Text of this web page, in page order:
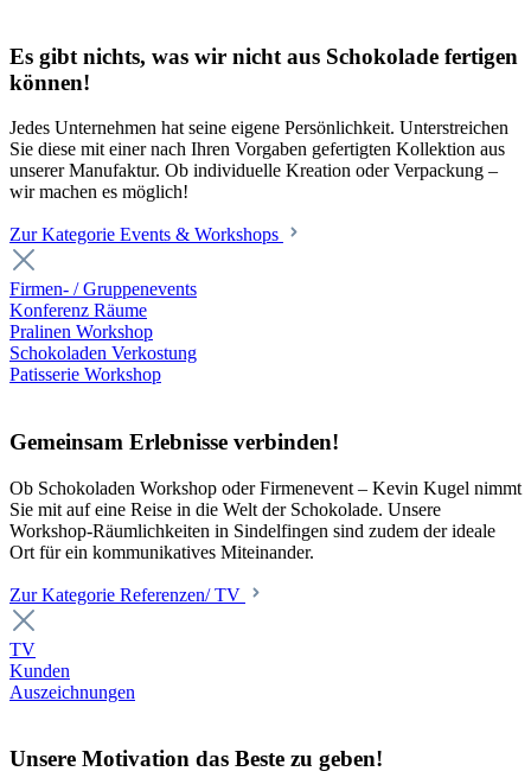
Es gibt nichts, was wir nicht aus Schokolade fertigen
können!
Jedes Unternehmen hat seine eigene Persönlichkeit. Unterstreichen
Sie diese mit einer nach Ihren Vorgaben gefertigten Kollektion aus
unserer Manufaktur. Ob individuelle Kreation oder Verpackung –
wir machen es möglich!
Zur Kategorie Events & Workshops
Firmen- / Gruppenevents
Konferenz Räume
Pralinen Workshop
Schokoladen Verkostung
Patisserie Workshop
Gemeinsam Erlebnisse verbinden!
Ob Schokoladen Workshop oder Firmenevent – Kevin Kugel nimmt
Sie mit auf eine Reise in die Welt der Schokolade. Unsere
Workshop-Räumlichkeiten in Sindelfingen sind zudem der ideale
Ort für ein kommunikatives Miteinander.
Zur Kategorie Referenzen/ TV
TV
Kunden
Auszeichnungen
Unsere Motivation das Beste zu geben!